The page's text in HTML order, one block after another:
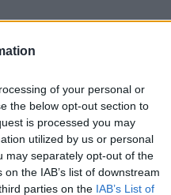
of your personal or
the below opt-out section to
is processed you may
utilized by us or personal
may separately opt-out of the
the IAB’s list of downstream
parties on the IAB’s List of